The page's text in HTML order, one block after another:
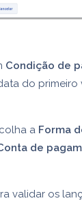
Condição de
do primeiro
a Forma
de
validar os